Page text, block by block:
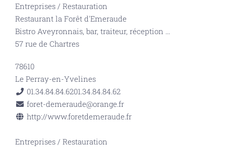
Entreprises / Restauration
Restaurant la Forêt d'Emeraude
Bistro Aveyronnais, bar, traiteur, réception ...
57 rue de Chartres
78610
Le Perray-en-Yvelines
01.34.84.84.6201.34.84.84.62
foret-demeraude@orange.fr
http://www.foretdemeraude.fr
Entreprises / Restauration